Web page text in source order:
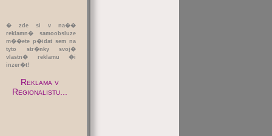
� zde si v na��
reklamn� samoobsluze
m��ete p�idat sem na
tyto str�nky svoj�
vlastn� reklamu �i
inzer�t!
Reklama v
Regionalistu...